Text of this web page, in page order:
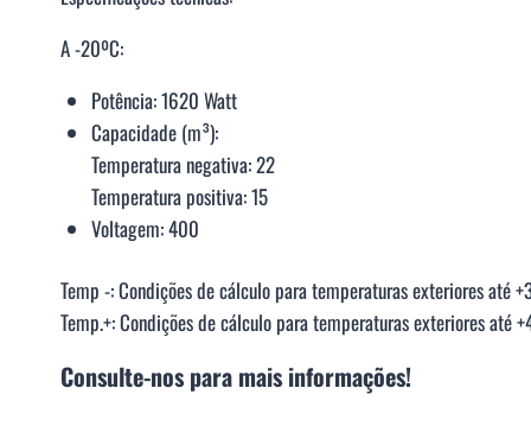
A -20ºC:
Potência: 1620 Watt
Capacidade (m³):
Temperatura negativa: 22
Temperatura positiva: 15
Voltagem: 400
Temp -: Condições de cálculo para temperaturas exteriores até
Temp.+: Condições de cálculo para temperaturas exteriores até
Consulte-nos para mais informações!